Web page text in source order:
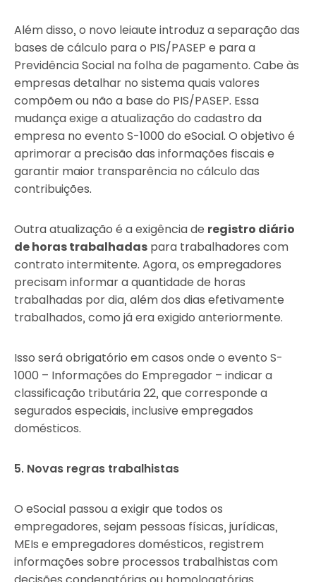
Além disso, o novo leiaute introduz a separação das
bases de cálculo para o PIS/PASEP e para a
Previdência Social na folha de pagamento. Cabe às
empresas detalhar no sistema quais valores
compõem ou não a base do PIS/PASEP. Essa
mudança exige a atualização do cadastro da
empresa no evento S-1000 do eSocial. O objetivo é
aprimorar a precisão das informações fiscais e
garantir maior transparência no cálculo das
contribuições.
Outra atualização é a exigência de registro diário
de horas trabalhadas para trabalhadores com
contrato intermitente. Agora, os empregadores
precisam informar a quantidade de horas
trabalhadas por dia, além dos dias efetivamente
trabalhados, como já era exigido anteriormente.
Isso será obrigatório em casos onde o evento S-
1000 – Informações do Empregador – indicar a
classificação tributária 22, que corresponde a
segurados especiais, inclusive empregados
domésticos.
5. Novas regras trabalhistas
O eSocial passou a exigir que todos os
empregadores, sejam pessoas físicas, jurídicas,
MEIs e empregadores domésticos, registrem
informações sobre processos trabalhistas com